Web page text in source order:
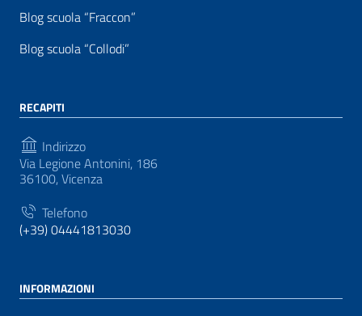
Blog scuola “Fraccon”
Blog scuola “Collodi”
RECAPITI
Indirizzo
Via Legione Antonini, 186
36100, Vicenza
Telefono
(+39) 04441813030
INFORMAZIONI